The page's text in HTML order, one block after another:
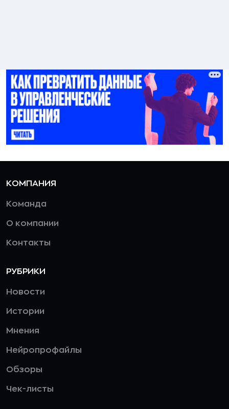
КОМПАНИЯ
Команда
О компании
Контакты
РУБРИКИ
Новости
Истории
Мнения
Нейропрофайлы
Обзоры
Чек-листы